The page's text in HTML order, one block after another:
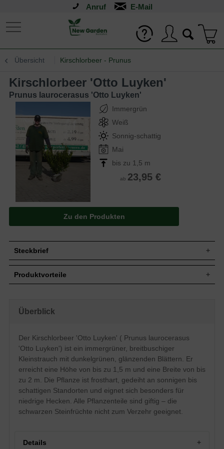
Anruf
Übersicht Kirschlorbeer - Prunus
Kirschlorbeer 'Otto Luyken'
Prunus laurocerasus 'Otto Luyken'
Immergrün
Weiß
Sonnig-schattig
Mai
bis zu 1,5 m
ab 23,95 €
Zu den Produkten
Steckbrief
Zuwachs
Wuchsform
Blatt
dunkelgrün, glänzend
Frucht
Tiefschwarze erbsengroße Steinfrüchte,
nicht zum Verzehr geeignet
Blüte
Weiß, in Trauben angeordnet, im Mai
Blütezeit
Mai
Boden
Relativ anspruchslos, bevorzugt mäßig
trockene bis feuchte und durchlässige
Böden, Staunässe vermeiden
Verwendung
Produktvorteile
gut schnittverträglich
pflegeleichte Möglichkeit der Flächenbegrünung
verträgt keine Staunässe
geringer Jahreszuwachs
Überblick
Der Kirschlorbeer 'Otto Luyken' ( Prunus laurocerasus
'Otto Luyken') ist ein immergrüner, breitbuschiger
Kleinstrauch mit dunkelgrünen, glänzenden Blättern. Er
erreicht eine Höhe von bis zu 1,5 m und eine Breite von bis
zu 2 m. Die Pflanze ist frosthart, gedeiht an sonnigen bis
schattigen Standorten und eignet sich besonders für
niedrige Hecken. Alle Pflanzenteile sind giftig – die
schwarzen Steinfrüchte nicht zum Verzehr geeignet.
Details